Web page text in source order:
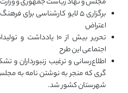
مجلس و نهاد ریاست جمهوری و
برگزاری ۵ لایو کارشناسی
اعتراض
تحریر بیش از ۱۰
اجتماعی این طرح
اطلاع‌رسانی و ترغیب زنبورداران و
شهرستان کشور شد.